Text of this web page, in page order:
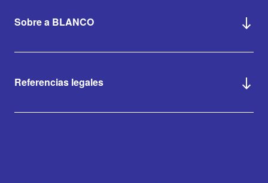
Sobre a BLANCO
Referencias legales